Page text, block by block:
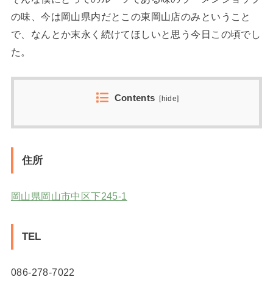
の味、今は岡山県内だとこの東岡山店のみということ
で、なんとか末永く続けてほしいと思う今日この頃でし
た。
Contents [hide]
住所
岡山県岡山市中区下245-1
TEL
086-278-7022